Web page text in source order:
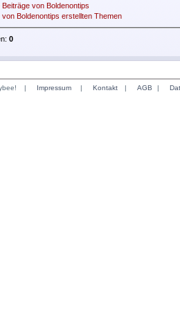
Beiträge von Boldenontips
von Boldenontips erstellten Themen
0
| Impressum | Kontakt | AGB |